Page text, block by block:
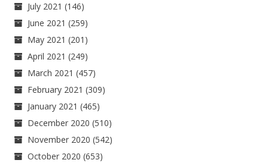
July 2021 (146)
June 2021 (259)
May 2021 (201)
April 2021 (249)
March 2021 (457)
February 2021 (309)
January 2021 (465)
December 2020 (510)
November 2020 (542)
October 2020 (653)